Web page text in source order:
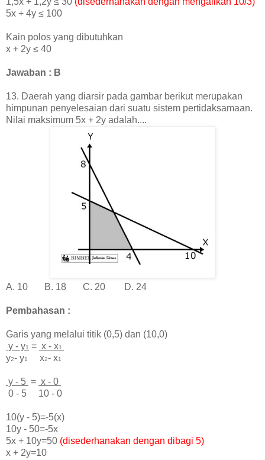
5x + 4y ≤ 100
Kain polos yang dibutuhkan
x + 2y ≤ 40
Jawaban : B
13. Daerah yang diarsir pada gambar berikut merupakan
himpunan penyelesaian dari suatu sistem pertidaksamaan.
Nilai maksimum 5x + 2y adalah....
A. 10 B. 18 C. 20 D. 24
Pembahasan :
Garis yang melalui titik (0,5) dan (10,0)
y - y1 = x - x1
y2- y1 x2- x1
y - 5 = x - 0
0 - 5 10 - 0
10(y - 5)=-5(x)
10y - 50=-5x
5x + 10y=50 (disederhanakan dengan dibagi 5)
x + 2y=10